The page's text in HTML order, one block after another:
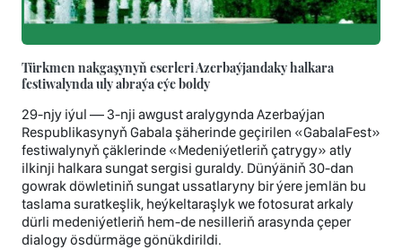
Türkmen nakgaşynyň eserleri Azerbaýjandaky halkara
festiwalynda uly abraýa eýe boldy
29-njy iýul — 3-nji awgust aralygynda Azerbaýjan
Respublikasynyň Gabala şäherinde geçirilen «GabalaFest»
festiwalynyň çäklerinde «Medeniýetleriň çatrygy» atly
ilkinji halkara sungat sergisi guraldy. Dünýäniň 30-dan
gowrak döwletiniň sungat ussatlaryny bir ýere jemlän bu
taslama suratkeşlik, heýkeltaraşlyk we fotosurat arkaly
dürli medeniýetleriň hem-de nesilleriň arasynda çeper
dialogy ösdürmäge gönükdirildi.